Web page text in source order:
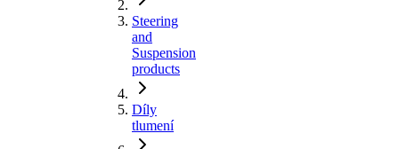
Steering
and
Suspension
products
Díly
tlumení